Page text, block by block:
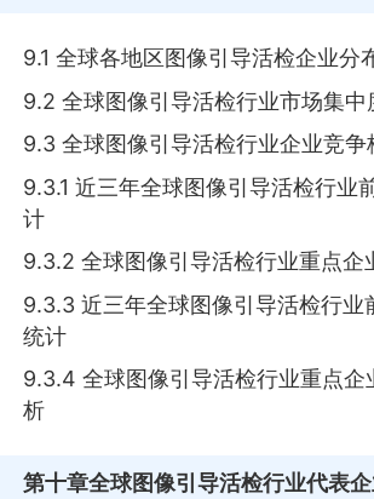
9.1 全球各地区图像引导活检企业分
9.2 全球图像引导活检行业市场集中
9.3 全球图像引导活检行业企业竞争
9.3.1 近三年全球图像引导活检行业
计
9.3.2 全球图像引导活检行业重点企
9.3.3 近三年全球图像引导活检行业
统计
9.3.4 全球图像引导活检行业重点企
析
第十章全球图像引导活检行业代表